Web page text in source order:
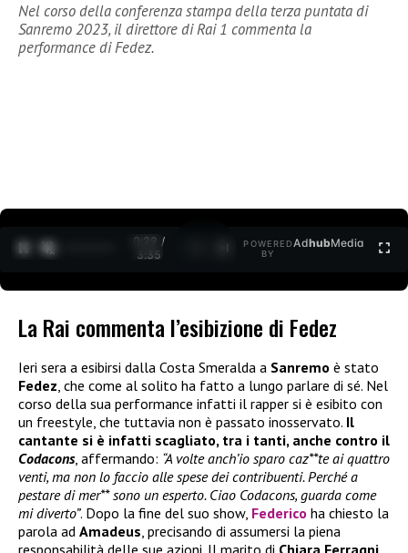
Nel corso della conferenza stampa della terza puntata di
Sanremo 2023, il direttore di Rai 1 commenta la
performance di Fedez.
0:30 /
3:35
POWERED
BY
AdhubMedia
La Rai commenta l’esibizione di Fedez
Ieri sera a esibirsi dalla Costa Smeralda a Sanremo è stato
Fedez, che come al solito ha fatto a lungo parlare di sé. Nel
corso della sua performance infatti il rapper si è esibito con
un freestyle, che tuttavia non è passato inosservato. Il
cantante si è infatti scagliato, tra i tanti, anche contro il
Codacons, affermando: “A volte anch’io sparo caz**te ai quattro
venti, ma non lo faccio alle spese dei contribuenti. Perché a
pestare di mer** sono un esperto. Ciao Codacons, guarda come
mi diverto”. Dopo la fine del suo show, Federico ha chiesto la
parola ad Amadeus, precisando di assumersi la piena